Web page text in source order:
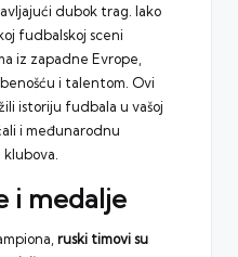
dubok trag. Iako
fudbalskoj sceni
iz zapadne Evrope,
i talentom. Ovi
istoriju fudbala u vašoj
i međunarodnu
i medalje
ruski timovi su